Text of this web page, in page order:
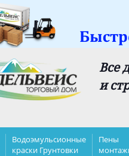
Все
и
Водоэмульсионные
краски Грунтовки
Пены